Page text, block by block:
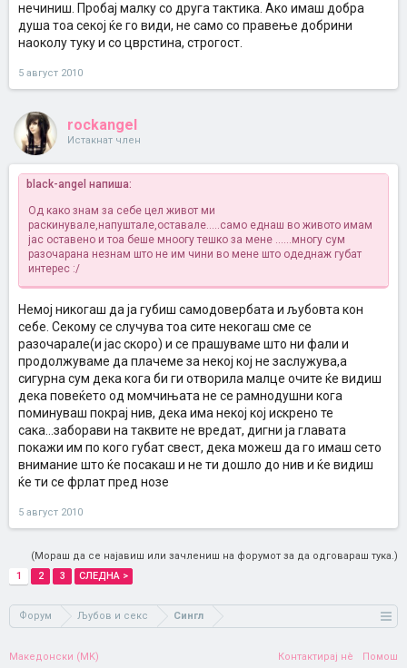
нечиниш. Пробај малку со друга тактика. Ако имаш добра
душа тоа секој ќе го види, не само со правење добрини
наоколу туку и со цврстина, строгост.
5 август 2010
rockangel
Истакнат член
black-angel напиша:
Од како знам за себе цел живот ми
раскинувале,напуштале,оставале.....само еднаш во живото имам
јас оставено и тоа беше мноогу тешко за мене ......многу сум
разочарана незнам што не им чини во мене што одеднаж губат
интерес :/
Немој никогаш да ја губиш самодовербата и љубовта кон
себе. Секому се случува тоа сите некогаш сме се
разочарале(и јас скоро) и се прашуваме што ни фали и
продолжуваме да плачеме за некој кој не заслужува,а
сигурна сум дека кога би ги отворила малце очите ќе видиш
дека повеќето од момчињата не се рамнодушни кога
поминуваш покрај нив, дека има некој кој искрено те
сака...заборави на таквите не вредат, дигни ја главата
покажи им по кого губат свест, дека можеш да го имаш сето
внимание што ќе посакаш и не ти дошло до нив и ќе видиш
ќе ти се фрлат пред нозе
5 август 2010
(Мораш да се најавиш или зачлениш на форумот за да одговараш тука.)
1
2 3 СЛЕДНА >
Форум Љубов и секс Сингл
Македонски (MK) Контактирај нè Помош